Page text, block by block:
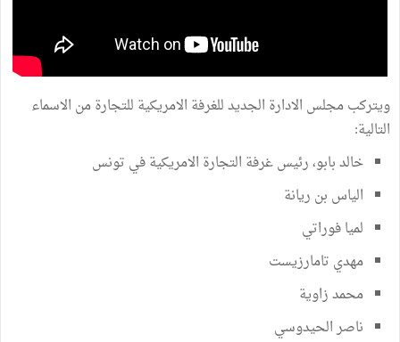
ويتركب مجلس الادارة الجديد للغرفة الامريكية للتجارة من الاسماء
التالية:
خالد بابو، رئيس غرفة التجارة الامريكية في تونس
الياس بن ريانة
لميا فوراتي
مهدي تامارزيست
محمد زاوية
ناصر الحيدوسي